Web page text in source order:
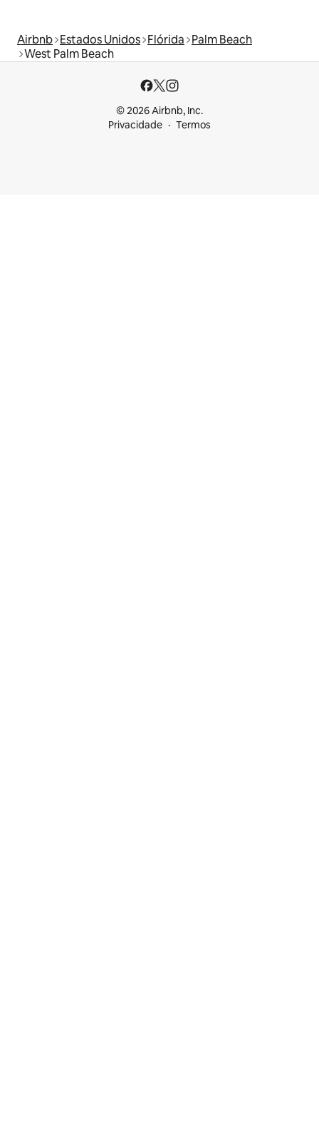
Airbnb Estados Unidos Flórida Palm Beach
West Palm Beach
© 2026 Airbnb, Inc.
Privacidade
Termos